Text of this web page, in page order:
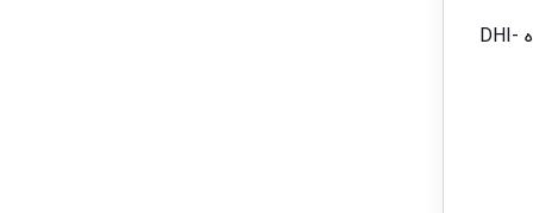
سازگاری با سیستم عامل های اندروید و IOS و همچنین قابلیت انتقال تصویر بدون نیاز به IP ثابت (P2P) از دیگر ویژگی دستگاه DHI-